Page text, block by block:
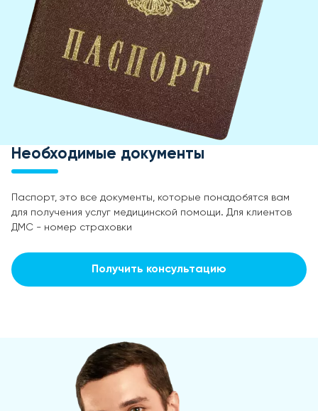
Необходимые документы
Паспорт, это все документы, которые понадобятся вам
для получения услуг медицинской помощи. Для клиентов
ДМС - номер страховки
Получить консультацию